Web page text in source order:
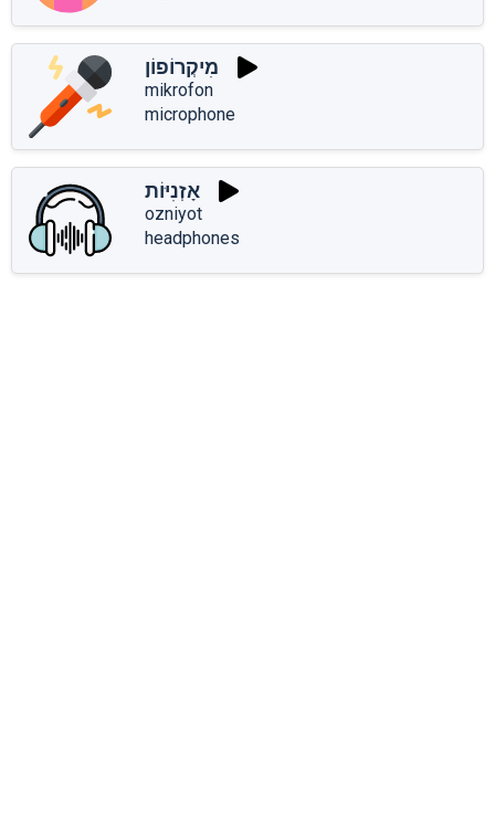
מִיקְרוֹפוֹן
mikrofon
microphone
אָזְנִיּוֹת
ozniyot
headphones